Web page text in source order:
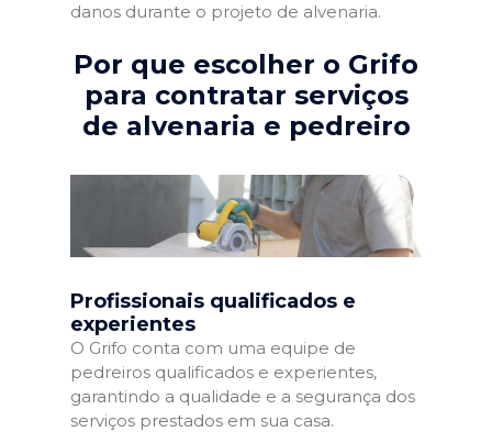
danos durante o projeto de alvenaria.
Por que escolher o Grifo
para contratar serviços
de alvenaria e pedreiro
Profissionais qualificados e
experientes
O Grifo conta com uma equipe de
pedreiros qualificados e experientes,
garantindo a qualidade e a segurança dos
serviços prestados em sua casa.